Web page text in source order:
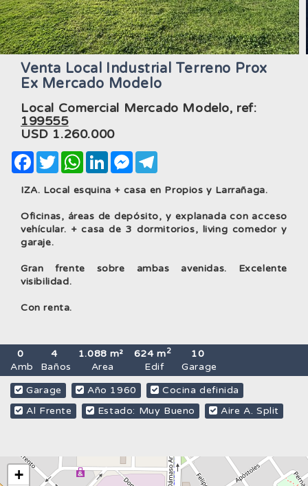
Venta Local Industrial Terreno Prox
Ex Mercado Modelo
Local Comercial Mercado Modelo, ref:
199555
USD 1.260.000
Facebook
TwitterWhatsApp
LinkedInMessenger
IZA. Local esquina + casa en Propios y Larrañaga.
Oficinas, áreas de depósito, y explanada con acceso
vehícular. + casa de 3 dormitorios, living comedor y
garaje.
Gran frente sobre ambas avenidas. Excelente
visibilidad.
Con renta.
0
Amb
4
Baños
1.088 m²
Area
624 m2
Edif
10
Garage
Garage
Año 1960
Cocina definida
Al Frente
Estado: Muy Bueno Aire A. Split
+